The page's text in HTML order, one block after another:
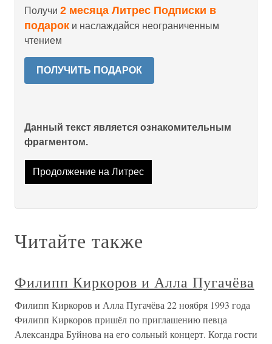
Получи 2 месяца Литрес Подписки в
подарок и наслаждайся неограниченным
чтением
ПОЛУЧИТЬ ПОДАРОК
Данный текст является ознакомительным
фрагментом.
Продолжение на Литрес
Читайте также
Филипп Киркоров и Алла Пугачёва
Филипп Киркоров и Алла Пугачёва 22 ноября 1993 года
Филипп Киркоров пришёл по приглашению певца
Александра Буйнова на его сольный концерт. Когда гости